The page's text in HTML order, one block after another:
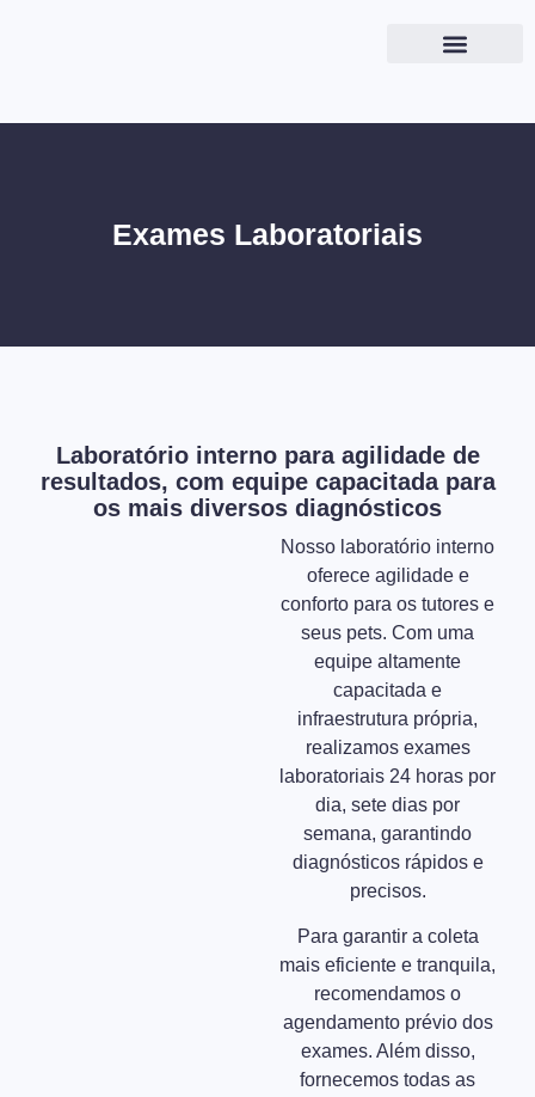
Exames Laboratoriais
Laboratório interno para agilidade de
resultados, com equipe capacitada para
os mais diversos diagnósticos
Nosso laboratório interno
oferece agilidade e
conforto para os tutores e
seus pets. Com uma
equipe altamente
capacitada e
infraestrutura própria,
realizamos exames
laboratoriais 24 horas por
dia, sete dias por
semana, garantindo
diagnósticos rápidos e
precisos.
Para garantir a coleta
mais eficiente e tranquila,
recomendamos o
agendamento prévio dos
exames. Além disso,
fornecemos todas as